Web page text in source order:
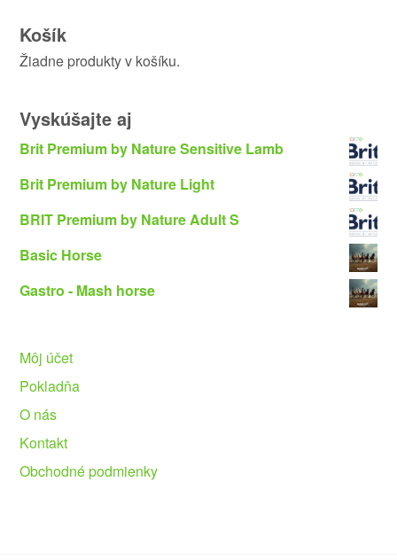
Košík
Žiadne produkty v košíku.
Vyskúšajte aj
Brit Premium by Nature Sensitive Lamb
Brit Premium by Nature Light
BRIT Premium by Nature Adult S
Basic Horse
Gastro - Mash horse
Môj účet
Pokladňa
O nás
Kontakt
Obchodné podmienky